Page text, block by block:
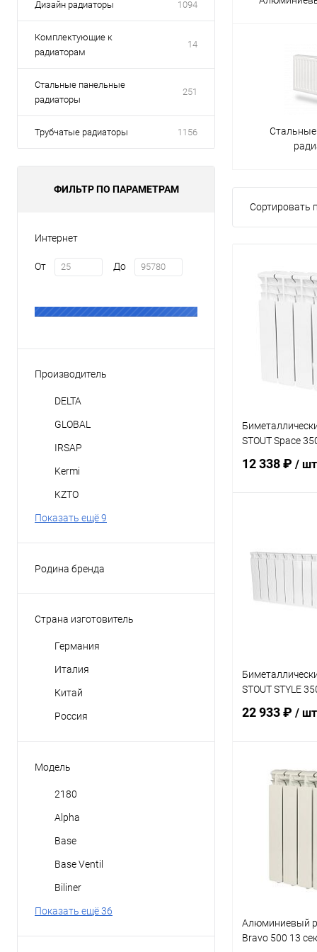
Дизайн радиаторы 1094
Комплектующие к
радиаторам
14
Стальные панельные
радиаторы
251
Трубчатые радиаторы 1156
ФИЛЬТР ПО ПАРАМЕТРАМ
Интернет
От До
Производитель
DELTA
GLOBAL
IRSAP
Kermi
KZTO
Показать ещё 9
Родина бренда
Россия
Страна изготовитель
Германия
Италия
Китай
Россия
Модель
2180
Alpha
Base
Base Ventil
Biliner
Показать ещё 36
Сортировать
STOUT Space
12 338 ₽ / шт
Купить в 1
В избранное
STOUT STYLE
22 933 ₽ / шт
В
Алюминиевый
Bravo 500 13